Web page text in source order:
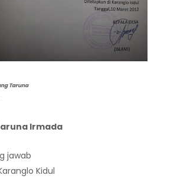
Taruna
Irmada
jawab
Kidul